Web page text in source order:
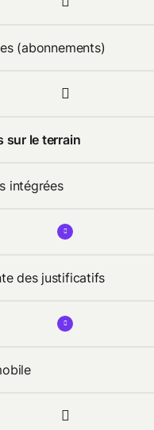
(abonnements)
sur le terrain
intégrées
des justificatifs